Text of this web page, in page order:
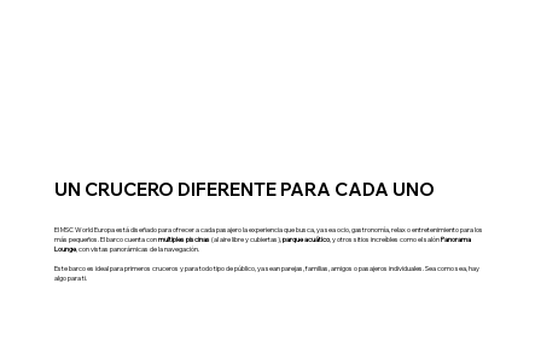
UN CRUCERO DIFERENTE PARA CADA UNO
El MSC World Europa está diseñado para ofrecer a cada pasajero la experiencia que busca, ya sea ocio, gastronomía, relax o entretenimiento para los
más pequeños. El barco cuenta conmultiples piscinas (al aire libre y cubiertas), parque acuático, y otros sitios increíbles como el salónPanorama
Lounge, con vistas panorámicas de la navegación.
Este barco es ideal para primeros cruceros y para todo tipo de público, ya sean parejas, familias, amigos o pasajeros individuales. Sea como sea, hay
algo para ti.